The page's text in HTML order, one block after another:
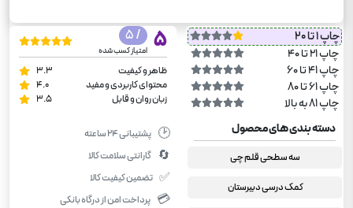
چاپ 1 تا 20
چاپ 21 تا 40
چاپ 41 تا 60
چاپ 61 تا 80
چاپ 81 به بالا
5
/ 5
امتیاز کسب شده
ظاهر و کیفیت
3.3
محتوای کاربردی و مفید
4.0
زبان روان و قابل
3.5
دسته بندی های محصول
سه سطحی قلم چی
کمک درسی دبیرستان
🕑 پشتیبانی ۲۴ ساعته
🔄 گارانتی سلامت کالا
✅ تضمین کیفیت کالا
💳 پرداخت امن از درگاه بانکی